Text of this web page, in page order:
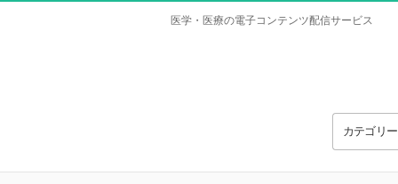
医学・医療の電子コンテンツ配信サービス
カテゴリ